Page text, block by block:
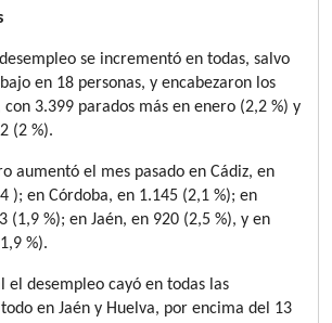
se incrementó en todas, salvo
en 18 personas, y encabezaron los
3.399 parados más en enero (2,2 %) y
(2 %).
aumentó el mes pasado en Cádiz, en
); en Córdoba, en 1.145 (2,1 %); en
(1,9 %); en Jaén, en 920 (2,5 %), y en
%).
el desempleo cayó en todas las
en Jaén y Huelva, por encima del 13